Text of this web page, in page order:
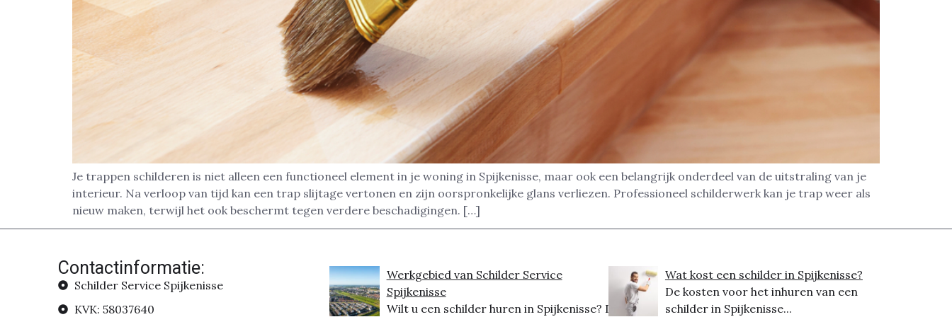
Je trappen schilderen is niet alleen een functioneel element in je woning in Spijkenisse, maar ook een belangrijk onderdeel van de uitstraling van je
interieur. Na verloop van tijd kan een trap slijtage vertonen en zijn oorspronkelijke glans verliezen. Professioneel schilderwerk kan je trap weer als
nieuw maken, terwijl het ook beschermt tegen verdere beschadigingen. […]
Contactinformatie:
Schilder Service Spijkenisse
KVK: 58037640
Werkgebied van Schilder Service
Spijkenisse
Wilt u een schilder huren in Spijkenisse? Dit
Wat kost een schilder in Spijkenisse?
De kosten voor het inhuren van een
schilder in Spijkenisse...